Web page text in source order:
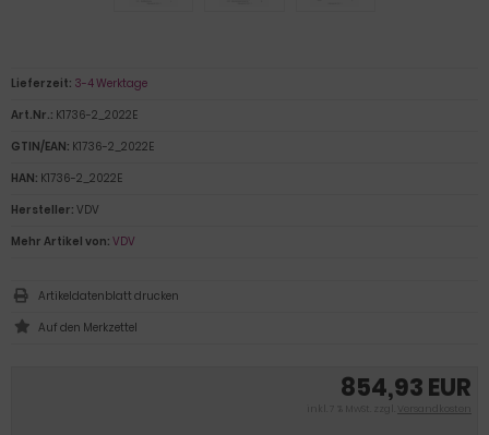
854,93 EUR
inkl. 7 % MwSt. zzgl. Versandkosten
Lieferzeit: 3-4 Werktage
Art.Nr.: K1736-2_2022E
GTIN/EAN: K1736-2_2022E
HAN: K1736-2_2022E
Hersteller: VDV
Mehr Artikel von: VDV
Artikeldatenblatt drucken